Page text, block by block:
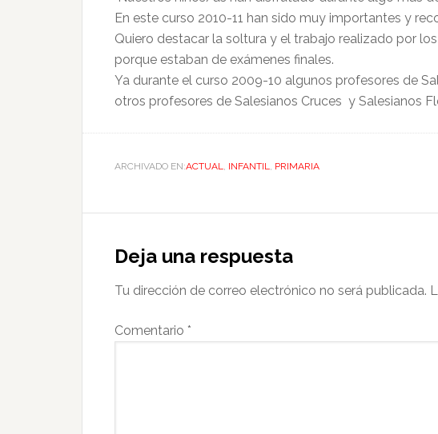
En este curso 2010-11 han sido muy importantes y
Quiero destacar la soltura y el trabajo realizado por
porque estaban de exámenes finales.
Ya durante el curso 2009-10 algunos profesores de
otros profesores de Salesianos Cruces y Salesianos
ARCHIVADO EN:ACTUAL, INFANTIL, PRIMARIA
Deja una respuesta
Tu dirección de correo electrónico no será publicada.
Comentario *